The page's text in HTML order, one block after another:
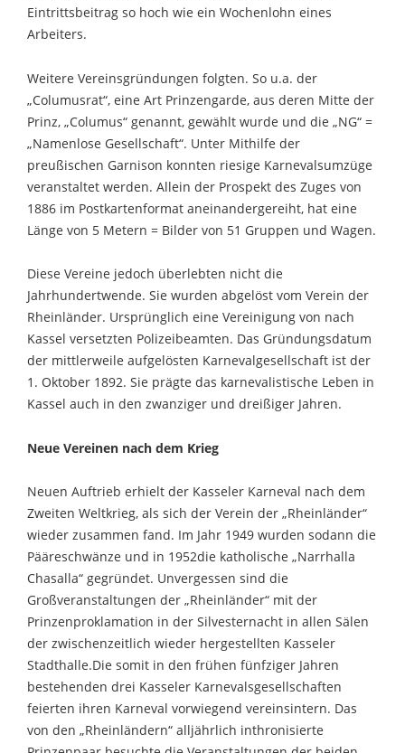
Eintrittsbeitrag so hoch wie ein Wochenlohn eines
Arbeiters.
Weitere Vereinsgründungen folgten. So u.a. der
„Columusrat“, eine Art Prinzengarde, aus deren Mitte der
Prinz, „Columus“ genannt, gewählt wurde und die „NG“ =
„Namenlose Gesellschaft“. Unter Mithilfe der
preußischen Garnison konnten riesige Karnevalsumzüge
veranstaltet werden. Allein der Prospekt des Zuges von
1886 im Postkartenformat aneinandergereiht, hat eine
Länge von 5 Metern = Bilder von 51 Gruppen und Wagen.
Diese Vereine jedoch überlebten nicht die
Jahrhundertwende. Sie wurden abgelöst vom Verein der
Rheinländer. Ursprünglich eine Vereinigung von nach
Kassel versetzten Polizeibeamten. Das Gründungsdatum
der mittlerweile aufgelösten Karnevalgesellschaft ist der
1. Oktober 1892. Sie prägte das karnevalistische Leben in
Kassel auch in den zwanziger und dreißiger Jahren.
Neue Vereinen nach dem Krieg
Neuen Auftrieb erhielt der Kasseler Karneval nach dem
Zweiten Weltkrieg, als sich der Verein der „Rheinländer“
wieder zusammen fand. Im Jahr 1949 wurden sodann die
Pääreschwänze und in 1952die katholische „Narrhalla
Chasalla“ gegründet. Unvergessen sind die
Großveranstaltungen der „Rheinländer“ mit der
Prinzenproklamation in der Silvesternacht in allen Sälen
der zwischenzeitlich wieder hergestellten Kasseler
Stadthalle.Die somit in den frühen fünfziger Jahren
bestehenden drei Kasseler Karnevalsgesellschaften
feierten ihren Karneval vorwiegend vereinsintern. Das
von den „Rheinländern“ alljährlich inthronisierte